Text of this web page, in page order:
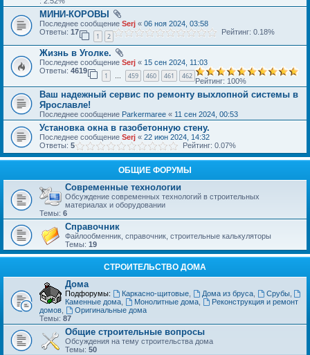
МИНИ-КОРОВЫ
Последнее сообщение Serj « 06 ноя 2024, 03:58
Ответы: 17
1 2
Рейтинг: 0.18%
Жизнь в Уголке.
Последнее сообщение Serj « 15 сен 2024, 11:03
Ответы: 4619
1 … 459 460 461 462
Рейтинг: 100%
Ваш надежный сервис по ремонту выхлопной системы в
Ярославле!
Последнее сообщение Parkermaree « 11 сен 2024, 00:53
Установка окна в газобетонную стену.
Последнее сообщение Serj « 22 июн 2024, 14:32
Ответы: 5 Рейтинг: 0.07%
ОБЩИЕ ФОРУМЫ
Современные технологии
Обсуждение современных технологий в строительных
материалах и оборудовании
Темы: 6
Справочник
Файлообменник, справочник, строительные калькуляторы
Темы: 19
СТРОИТЕЛЬСТВО ДОМА
Дома
Подфорумы: Каркасно-щитовые, Дома из бруса, Срубы,
Каменные дома
Монолитные дома,
Реконструкция и ремонт
домов
Оригинальные дома
Темы: 87
Общие строительные вопросы
Обсуждения на тему строительства дома
Темы: 50